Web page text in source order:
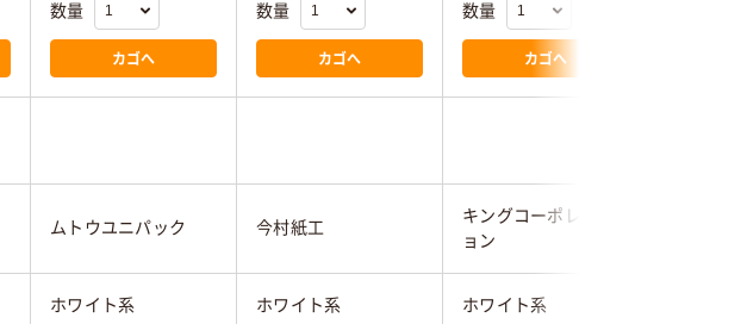
数量
カゴへ
数量
カゴへ
数量
カゴへ
ムトウユニパック 今村紙工
キングコーポレーシ
ョン
ホワイト系 ホワイト系 ホワイト系